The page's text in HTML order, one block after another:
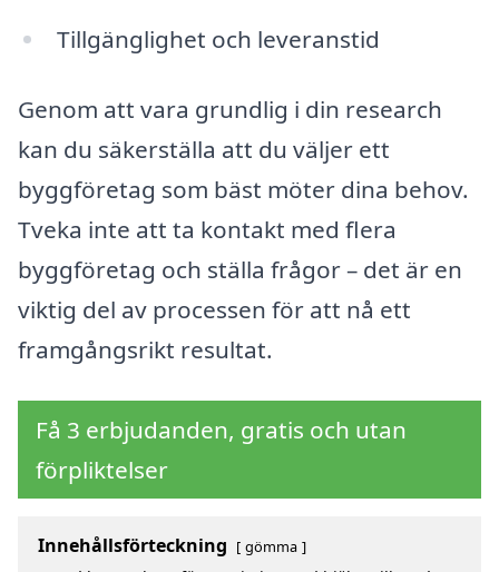
Tillgänglighet och leveranstid
Genom att vara grundlig i din research
kan du säkerställa att du väljer ett
byggföretag som bäst möter dina behov.
Tveka inte att ta kontakt med flera
byggföretag och ställa frågor – det är en
viktig del av processen för att nå ett
framgångsrikt resultat.
Få 3 erbjudanden, gratis och utan
förpliktelser
Innehållsförteckning gömma